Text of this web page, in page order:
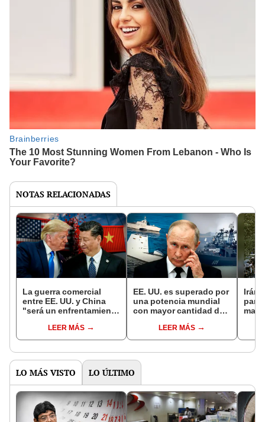
NOTAS RELACIONADAS
La guerra comercial
entre EE. UU. y China
"será un enfrentamiento
primer gobierno de
Trump, dice experto
LEER MÁS
EE. UU. es superado por
una potencia mundial
con mayor cantidad de
primera vez: no es Rusia
LEER MÁS
Irán:
para
LO MÁS VISTO LO ÚLTIMO